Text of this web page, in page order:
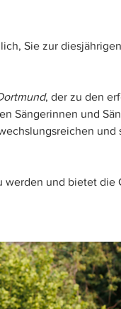
Sie zur
, der zu den
Sängerinnen und
und
werden und bietet die